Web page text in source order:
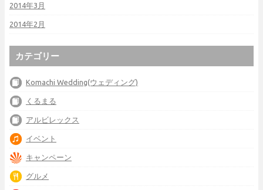
2014年3月
2014年2月
カテゴリー
Komachi Wedding(ウェディング)
くるまる
アルビレックス
イベント
キャンペーン
グルメ